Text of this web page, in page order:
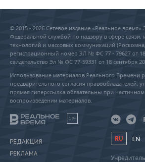
© 2015 - 2026 Сетевое издание «Реальное время»
Федеральной службой по надзору в сфере
технологий и массовых коммуникаций
регистрационный номер ЭЛ № ФС 77 - 79627 от 18
свидетельство Эл № ФС 77-59331 от 18 сентября
Использование материалов Реального Времени
предварительного согласия правообладателей,
прямая гиперссылка обязательны при
воспроизведении материалов.
18+
РЕДАКЦИЯ
РЕКЛАМА
RU EN